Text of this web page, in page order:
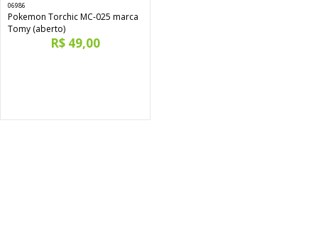
06986
Pokemon Torchic MC-025 marca
Tomy (aberto)
R$ 49,00